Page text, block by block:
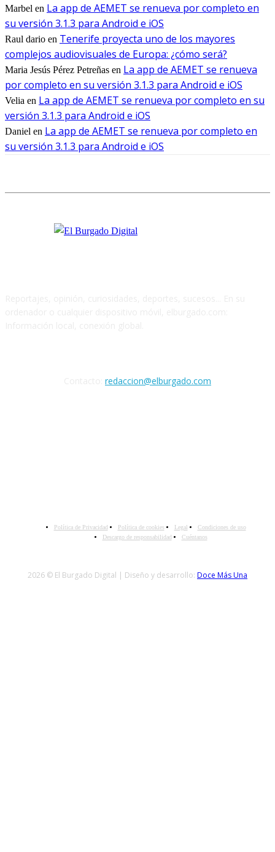
Marbel en La app de AEMET se renueva por completo en
su versión 3.1.3 para Android e iOS
Raul dario en Tenerife proyecta uno de los mayores
complejos audiovisuales de Europa: ¿cómo será?
Maria Jesús Pérez Petreñas en La app de AEMET se renueva
por completo en su versión 3.1.3 para Android e iOS
Velia en La app de AEMET se renueva por completo en su
versión 3.1.3 para Android e iOS
Daniel en La app de AEMET se renueva por completo en
su versión 3.1.3 para Android e iOS
redaccion@elburgado.com
Política de Privacidad Política de cookies Legal
Condiciones de uso
Descargo de responsabilidad
Cuéntanos
2026 © El Burgado Digital | Diseño y desarrollo: Doce Más Una